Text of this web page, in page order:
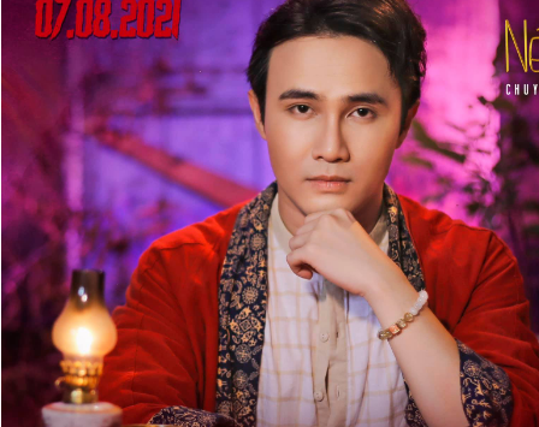
Theo dõi báo trên
Hotline
0906 645 777
Liên hệ quảng cáo
0908 780 404
Đặt báo Quảng cáo RSS Tòa soạn Chính sách bảo
Tổng biên tập: Nguyễn Ngọc Toàn
Phó tổng biên tập thường trực: Hải Thành
Phó tổng biên tập: Lâm Hiếu Dũng
Phó tổng biên tập: Trần Việt Hưng
Tổng thư ký tòa soạn: Đức Trung
Giấy phép xuất bản số 110/GP - BTTTT cấp ngày 24.3.2020
© 2003-2026 Bản quyền thuộc về Báo Thanh Niên. Cấm sao